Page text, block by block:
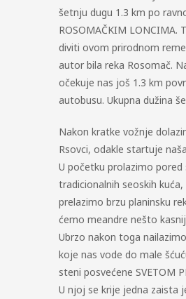
šetnju dugu 1.3 km po
ROSOMAČKIM LONCIMA.
diviti ovom prirodnom
autor bila reka Rosomač.
očekuje nas još 1.3 km
autobusu. Ukupna dužina
Nakon kratke vožnje
Rsovci, odakle startuje
U početku prolazimo pored
tradicionalnih seoskih
prelazimo brzu planinsku
ćemo meandre nešto
Ubrzo nakon toga
koje nas vode do male
steni posvećene SVETOM
U njoj se krije jedna zaista